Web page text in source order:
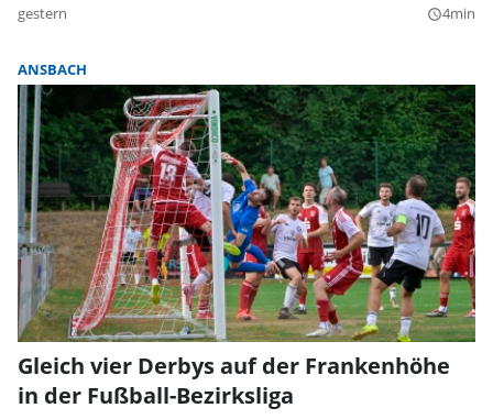
gestern query_builder4min
ANSBACH
Gleich vier Derbys auf der Frankenhöhe
in der Fußball-Bezirksliga